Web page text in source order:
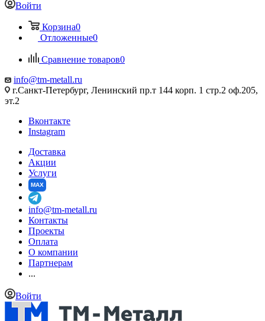
Войти
Корзина0
Отложенные0
Сравнение товаров0
info@tm-metall.ru
г.Санкт-Петербург, Ленинский пр.т 144 корп. 1 стр.2 оф.205,
эт.2
Вконтакте
Instagram
Доставка
Акции
Услуги
MAX
info@tm-metall.ru
Контакты
Проекты
Оплата
О компании
Партнерам
...
Войти